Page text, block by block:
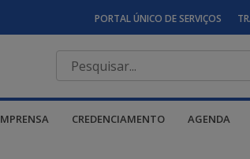
PORTAL ÚNICO DE SERVIÇOS
CREDENCIAMENTO AGENDA